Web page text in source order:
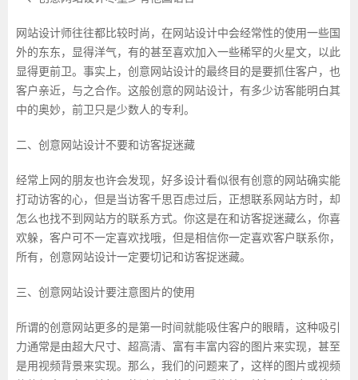
网站设计师往往都比较时尚，在网站设计中会经常性的使用一些国
外的东东，显得洋气，有的甚至喜欢加入一些稀罕的火星文，以此
显得更前卫。事实上，创意网站设计的最终目的是要抓住客户，也
客户亲近，与之合作。这般创意的网站设计，有多少访客能明白其
中的奥妙，前卫只是少数人的专利。
二、创意网站设计不要和访客捉迷藏
经常上网的朋友也许会发现，好多设计看似很有创意的网站确实能
打动访客的心，但是当访客千思百虑过后，正想联系网站方时，却
怎么也找不到网站方的联系方式。你这是在和访客捉迷藏么，你喜
欢躲，客户可不一定喜欢找哦，但是相信你一定喜欢客户联系你，
所有，创意网站设计一定要切记和访客捉迷藏。
三、创意网站设计要注意图片的使用
所谓的创意网站更多的是第一时间就能吸住客户的眼睛，这种吸引
力通常是由超大尺寸、超高清、富有丰富内容的图片来实现，甚至
是用视频背景来实现。那么，我们的问题来了，这样的图片或视频